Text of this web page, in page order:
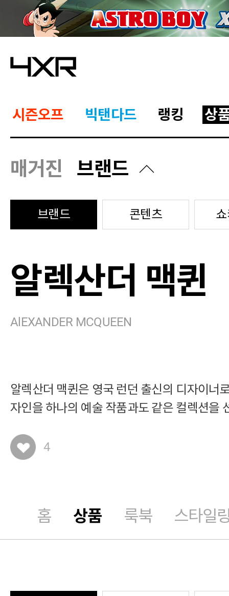
시즌오프 빅탠다드 랭킹 상
매거진 브랜드
브랜드 콘텐츠
알렉산더 맥퀸
AlEXANDER MCQUEEN
알렉산더 맥퀸은 영국 런던 출신의 디자이너
자인을 하나의 예술 작품과도 같은 컬렉션을
4
홈 상품 룩북 스타일